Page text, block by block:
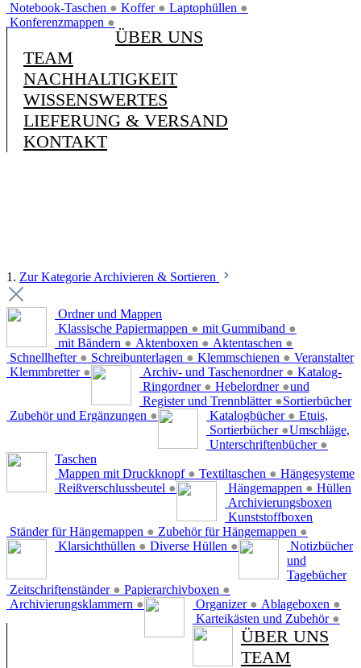
Notebook-Taschen ● Koffer ● Laptophüllen ●
Konferenzmappen ●
ÜBER UNS
TEAM
NACHHALTIGKEIT
WISSENSWERTES
LIEFERUNG & VERSAND
KONTAKT
1. Zur Kategorie Archivieren & Sortieren
Ordner und Mappen
Klassische Papiermappen ● mit Gummiband ●
mit Bändern ● Aktenboxen ● Aktentaschen ●
Schnellhefter ● Schreibunterlagen ● Klemmschienen ●
Klemmbretter ●
Veranstalter
Archiv- und Taschenordner ●
Ringordner ● Hebelordner ●
Register und Trennblätter ●
Zubehör und Ergänzungen ●
Katalog-
und
Sortierbücher
Katalogbücher ●
Sortierbücher ●
Unterschriftenbücher ●
Etuis,
Umschläge,
Taschen
Mappen mit Druckknopf ● Textiltaschen ●
Reißverschlussbeutel ●
Hängesysteme
Hängemappen ●
Ständer für Hängemappen ● Zubehör für Hängemappen ●
Hüllen
Klarsichthüllen ● Diverse Hüllen ●
Archivierungsboxen
Zeitschriftenständer ● Papierarchivboxen ●
Archivierungsklammern ●
Kunststoffboxen
Organizer ● Ablageboxen ●
Karteikästen und Zubehör ●
Notizbücher
und
Tagebücher
ÜBER UNS
TEAM